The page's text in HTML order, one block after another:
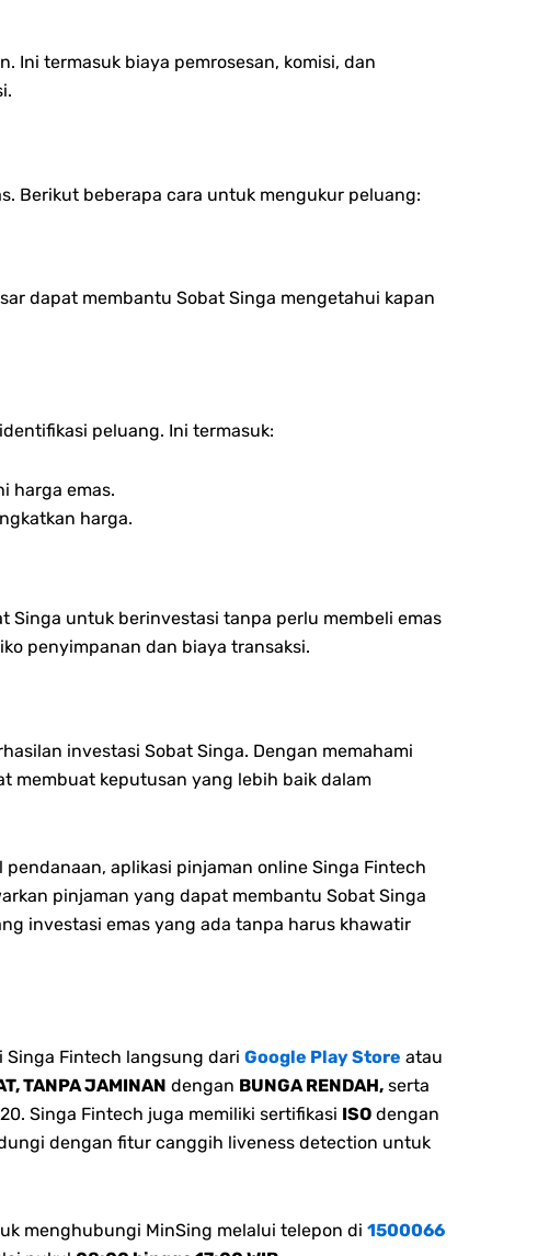
Ini termasuk biaya pemrosesan, komisi, dan
Berikut beberapa cara untuk mengukur peluang:
dapat membantu Sobat Singa mengetahui kapan
peluang. Ini termasuk:
harga emas.
harga.
Singa untuk berinvestasi tanpa perlu membeli emas
penyimpanan dan biaya transaksi.
investasi Sobat Singa. Dengan memahami
membuat keputusan yang lebih baik dalam
aplikasi pinjaman online Singa Fintech
pinjaman yang dapat membantu Sobat Singa
investasi emas yang ada tanpa harus khawatir
Singa Fintech langsung dari Google Play Store atau
TANPA JAMINAN dengan BUNGA RENDAH, serta
Singa Fintech juga memiliki sertifikasi ISO dengan
dengan fitur canggih liveness detection untuk
menghubungi MinSing melalui telepon di 1500066